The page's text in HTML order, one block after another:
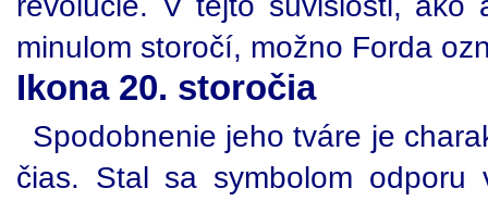
minulom storočí, možno Forda
Ikona 20. storočia
Spodobnenie jeho tváre je
čias. Stal sa symbolom odporu